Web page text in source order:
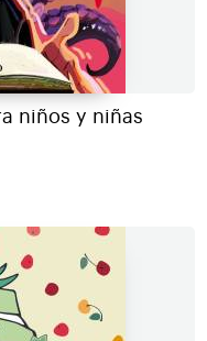
niños y niñas